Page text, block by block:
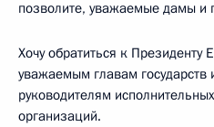
позволите, уважаемые дамы и
Хочу обратиться к Президенту
уважаемым главам государств
руководителям
организаций.